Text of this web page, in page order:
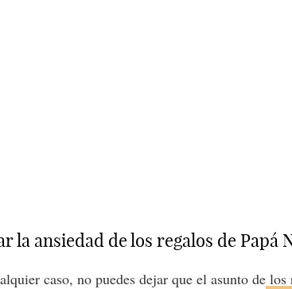
la ansiedad de los regalos de Papá
caso, no puedes dejar que el asunto de los